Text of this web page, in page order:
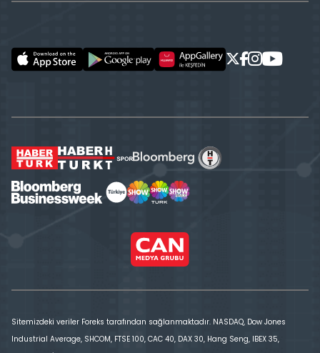
Sitemizdeki veriler Foreks tarafından sağlanmaktadır. NASDAQ, Dow Jones
Industrial Average, SHCOM, FTSE 100, CAC 40, DAX 30, Hang Seng, IBEX 35,